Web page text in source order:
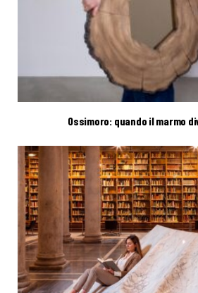
Ossimoro: quando il marmo